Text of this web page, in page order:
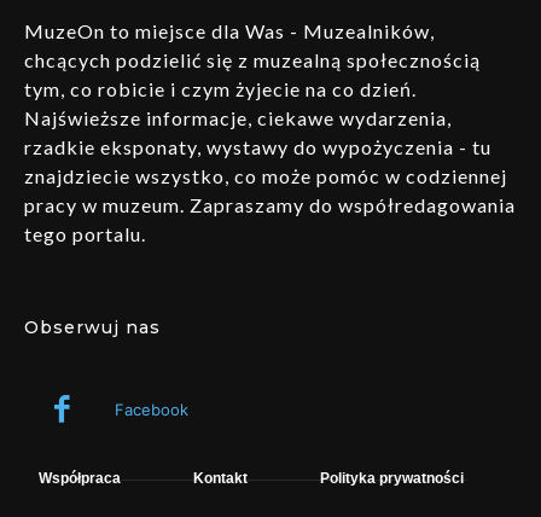
MuzeOn to miejsce dla Was - Muzealników,
chcących podzielić się z muzealną społecznością
tym, co robicie i czym żyjecie na co dzień.
Najświeższe informacje, ciekawe wydarzenia,
rzadkie eksponaty, wystawy do wypożyczenia - tu
znajdziecie wszystko, co może pomóc w codziennej
pracy w muzeum. Zapraszamy do współredagowania
tego portalu.
Obserwuj nas
Facebook
Współpraca Kontakt Polityka prywatności